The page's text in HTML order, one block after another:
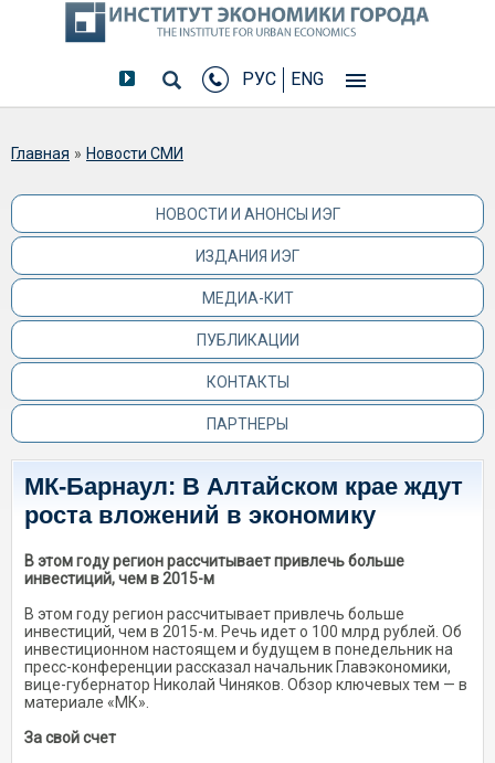
РУС ENG
Вы здесь
Главная » Новости СМИ
НОВОСТИ И АНОНСЫ ИЭГ
ИЗДАНИЯ ИЭГ
МЕДИА-КИТ
ПУБЛИКАЦИИ
КОНТАКТЫ
ПАРТНЕРЫ
МК-Барнаул: В Алтайском крае ждут
роста вложений в экономику
В этом году регион рассчитывает привлечь больше
инвестиций, чем в 2015-м
В этом году регион рассчитывает привлечь больше
инвестиций, чем в 2015-м. Речь идет о 100 млрд рублей. Об
инвестиционном настоящем и будущем в понедельник на
пресс-конференции рассказал начальник Главэкономики,
вице-губернатор Николай Чиняков. Обзор ключевых тем — в
материале «МК».
За свой счет